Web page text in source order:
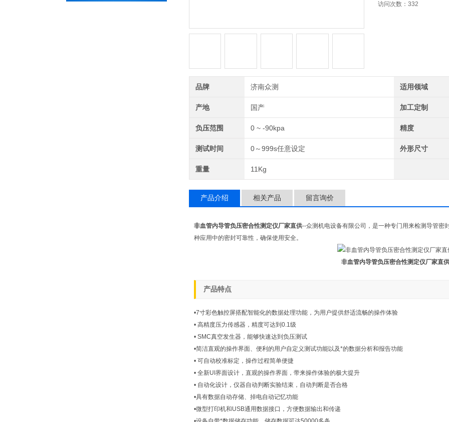
访问次数： 332
品牌 济南众测 适用领域
产地 国产 加工定制
负压范围 0 ~ -90kpa 精度
测试时间 0～999s任意设定 外形尺寸
重量 11Kg
产品介绍 相关产品 留言询价
非血管内导管负压密合性测定仪厂家直供--众测机电设备有限公司，是一种专门用来检测导管密
种应用中的密封可靠性，确保使用安全。
非血管内导管负压密合性测定仪厂家直供
产品特点
•7寸彩色触控屏搭配智能化的数据处理功能，为用户提供舒适流畅的操作体验
• 高精度压力传感器，精度可达到0.1级
• SMC真空发生器，能够快速达到负压测试
•简洁直观的操作界面、便利的用户自定义测试功能以及*的数据分析和报告功能
• 可自动校准标定，操作过程简单便捷
• 全新UI界面设计，直观的操作界面，带来操作体验的极大提升
• 自动化设计，仪器自动判断实验结束，自动判断是否合格
•具有数据自动存储、掉电自动记忆功能
•微型打印机和USB通用数据接口，方便数据输出和传递